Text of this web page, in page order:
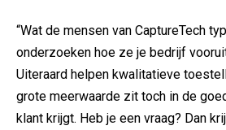
“Wat de mensen van CaptureTech
onderzoeken hoe ze je bedrijf
Uiteraard helpen kwalitatieve
grote meerwaarde zit toch in de
klant krijgt. Heb je een vraag? Dan